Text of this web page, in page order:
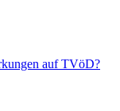
auf TVöD?